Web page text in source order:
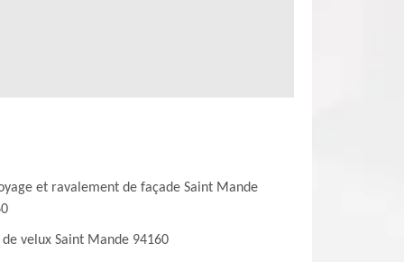
et ravalement de façade Saint Mande
de velux Saint Mande 94160